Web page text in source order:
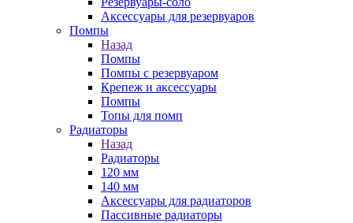
Аксессуары для резервуаров
Помпы
Назад
Помпы
Помпы с резервуаром
Крепеж и аксессуары
Помпы
Топы для помп
Радиаторы
Назад
Радиаторы
120 мм
140 мм
Аксессуары для радиаторов
Пассивные радиаторы